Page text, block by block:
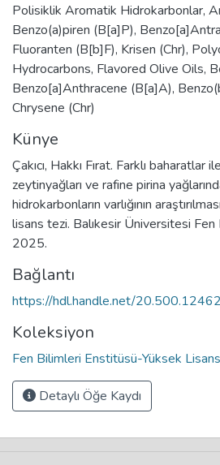
Polisiklik Aromatik Hidrokarbonlar,
Benzo(a)piren (B[a]P),
Fluoranten (B[b]F), Krisen (Chr),
Hydrocarbons, Flavored Olive Oils,
Benzo[a]Anthracene (B[a]A),
Chrysene (Chr)
Künye
Çakıcı, Hakkı Fırat. Farklı baharatlar
zeytinyağları ve rafine pirina
hidrokarbonların varlığının
lisans tezi. Balıkesir Üniversitesi
2025.
Bağlantı
https://hdl.handle.net/
Koleksiyon
Fen Bilimleri Enstitüsü-Yüksek
Detaylı Öğe Kaydı